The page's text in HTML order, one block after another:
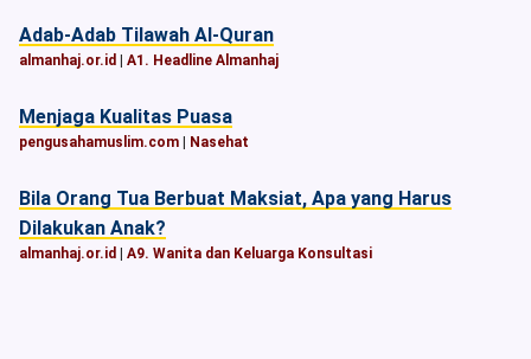
Adab-Adab Tilawah Al-Quran
almanhaj.or.id | A1. Headline Almanhaj
Menjaga Kualitas Puasa
pengusahamuslim.com | Nasehat
Bila Orang Tua Berbuat Maksiat, Apa yang Harus
Dilakukan Anak?
almanhaj.or.id | A9. Wanita dan Keluarga Konsultasi